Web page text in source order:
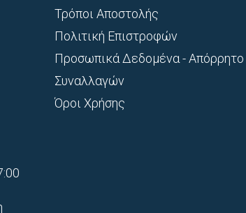
Τρόποι Αποστολής
Πολιτική Επιστροφών
Προσωπικά Δεδομένα - Απόρρητο
Συναλλαγών
Όροι Χρήσης